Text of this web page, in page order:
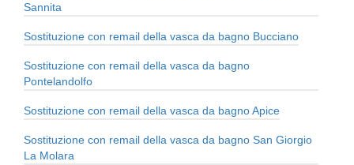
Sannita
Sostituzione con remail della vasca da bagno Bucciano
Sostituzione con remail della vasca da bagno
Pontelandolfo
Sostituzione con remail della vasca da bagno Apice
Sostituzione con remail della vasca da bagno San Giorgio
La Molara